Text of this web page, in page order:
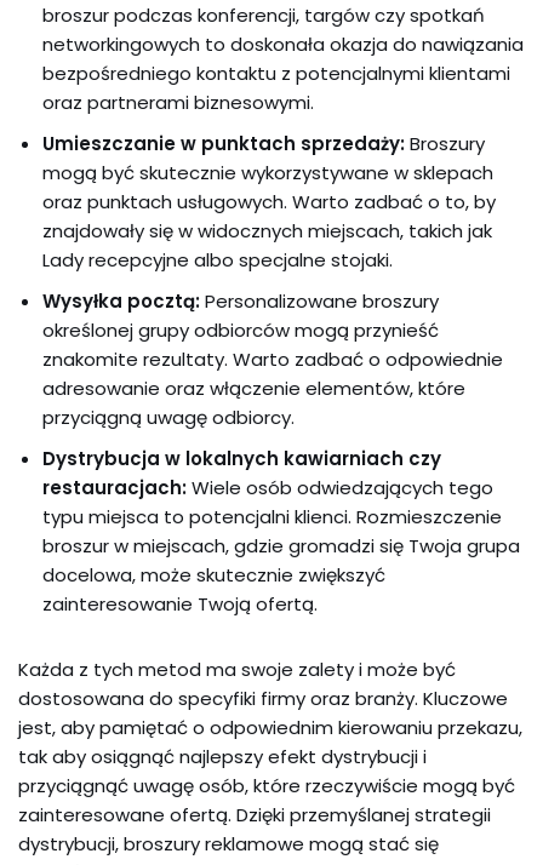
broszur podczas konferencji, targów czy spotkań
networkingowych to doskonała okazja do nawiązania
bezpośredniego kontaktu z potencjalnymi klientami
oraz partnerami biznesowymi.
Umieszczanie w punktach sprzedaży:Broszury
mogą być skutecznie wykorzystywane w sklepach
oraz punktach usługowych. Warto zadbać o to, by
znajdowały się w widocznych miejscach, takich jak
Lady recepcyjne albo specjalne stojaki.
Wysyłka pocztą:Personalizowane broszury
określonej grupy odbiorców mogą przynieść
znakomite rezultaty. Warto zadbać o odpowiednie
adresowanie oraz włączenie elementów, które
przyciągną uwagę odbiorcy.
Dystrybucja w lokalnych kawiarniach czy
restauracjach:Wiele osób odwiedzających tego
typu miejsca to potencjalni klienci. Rozmieszczenie
broszur w miejscach, gdzie gromadzi się Twoja grupa
docelowa, może skutecznie zwiększyć
zainteresowanie Twoją ofertą.
Każda z tych metod ma swoje zalety i może być
dostosowana do specyfiki firmy oraz branży. Kluczowe
jest, aby pamiętać o odpowiednim kierowaniu przekazu,
tak aby osiągnąć najlepszy efekt dystrybucji i
przyciągnąć uwagę osób, które rzeczywiście mogą być
zainteresowane ofertą. Dzięki przemyślanej strategii
dystrybucji, broszury reklamowe mogą stać się